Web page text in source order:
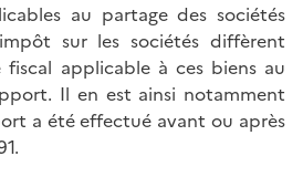
au partage des sociétés
sur les sociétés diffèrent
fiscal applicable à ces biens au
Il en est ainsi notamment
a été effectué avant ou après